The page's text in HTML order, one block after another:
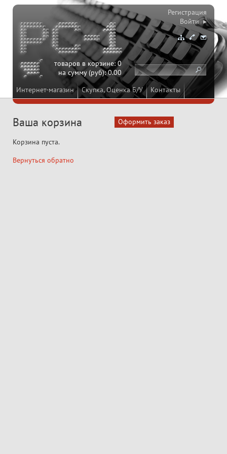
Интернет-магазин Скупка, Оценка Б/У Контакты
товаров в корзине:0
на сумму (руб):0.00
Регистрация
Войти ▸
Ваша корзина
Корзина пуста.
Вернуться обратно